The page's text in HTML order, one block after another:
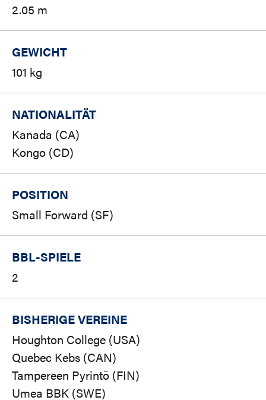
2.05 m
GEWICHT
101 kg
NATIONALITÄT
Kanada (CA)
Kongo (CD)
POSITION
Small Forward (SF)
BBL-SPIELE
2
BISHERIGE VEREINE
Houghton College (USA)
Quebec Kebs (CAN)
Tampereen Pyrintö (FIN)
Umea BBK (SWE)